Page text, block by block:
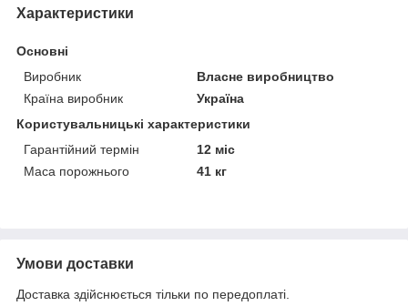
Характеристики
Основні
Виробник
Власне виробництво
Країна виробник
Україна
Користувальницькі характеристики
Гарантійний термін
12 міс
Маса порожнього
41 кг
Умови доставки
Доставка здійснюється тільки по передоплаті.